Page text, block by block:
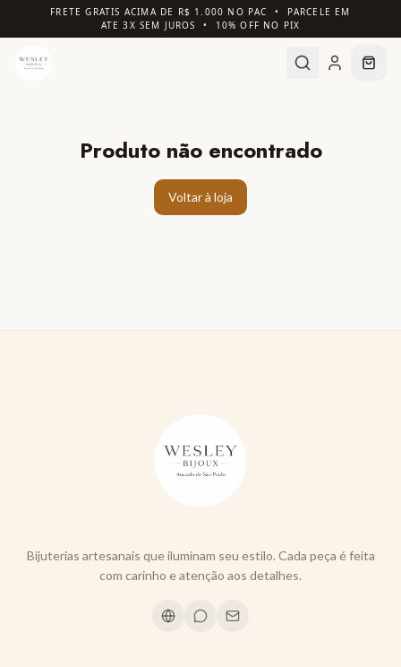
FRETE GRATIS ACIMA DE R$ 1.000 NO PAC • PARCELE EM
ATE 3X SEM JUROS • 10% OFF NO PIX
Produto não encontrado
Voltar à loja
Bijuterias artesanais que iluminam seu estilo. Cada peça é feita
com carinho e atenção aos detalhes.